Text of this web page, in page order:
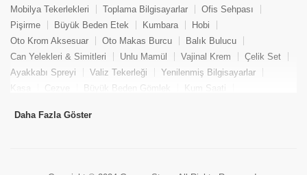
Mobilya Tekerlekleri
Toplama Bilgisayarlar
Ofis Sehpası
Pişirme
Büyük Beden Etek Kumbara
Hobi
Oto Krom Aksesuar
Oto Makas Burcu
Balık Bulucu
Can Yelekleri & Simitleri
Unlu Mamül Vajinal Krem
Çelik Set
Ayakkabı Spreyi
Valiz Tekerleği
Yenilenmiş Bilgisayarlar
Kasa
Cezve Büyük Beden Gömlek
Kum Saati
Tekne Bağlama & Demirleme
Daha Fazla Göster